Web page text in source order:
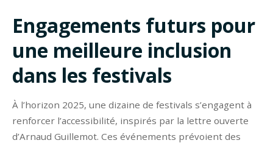
Engagements futurs pour
une meilleure inclusion
dans les festivals
À l’horizon 2025, une dizaine de festivals s’engagent à
renforcer l’accessibilité, inspirés par la lettre ouverte
d’Arnaud Guillemot. Ces événements prévoient des